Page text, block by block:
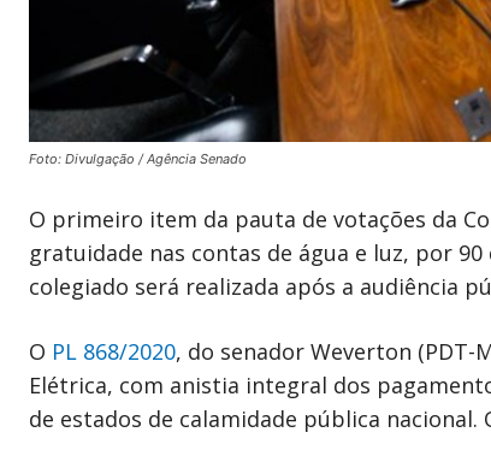
Foto: Divulgação / Agência Senado
O primeiro item da pauta de votações da
gratuidade nas contas de água e luz, por
colegiado será realizada após a audiência
O PL 868/2020, do senador Weverton (PDT-
Elétrica, com anistia integral dos
de estados de calamidade pública nacional.